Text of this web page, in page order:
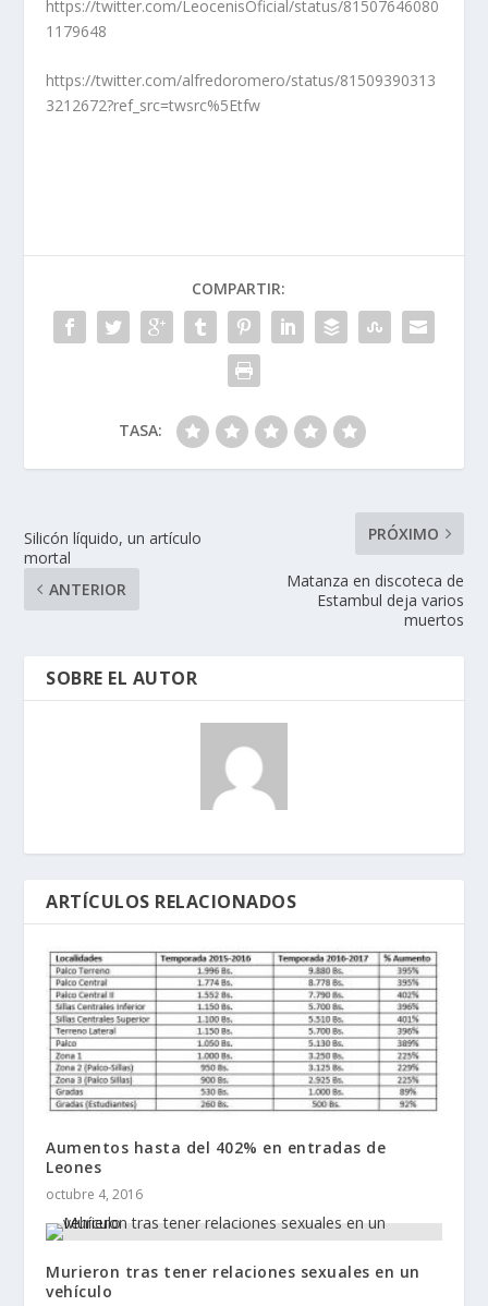
https://twitter.com/LeocenisOficial/status/81507646080
1179648
https://twitter.com/alfredoromero/status/81509390313
3212672?ref_src=twsrc%5Etfw
COMPARTIR:
TASA:
Silicón líquido, un artículo
mortal
ANTERIOR
PRÓXIMO
Matanza en discoteca de
Estambul deja varios
muertos
SOBRE EL AUTOR
ARTÍCULOS RELACIONADOS
Aumentos hasta del 402% en entradas de
Leones
octubre 4, 2016
Murieron tras tener relaciones sexuales en un
vehículo